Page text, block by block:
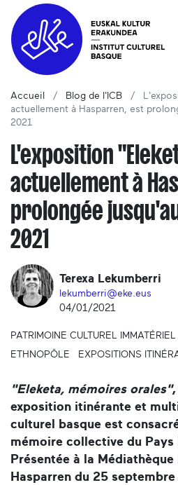
Accueil Blog de l'ICB
actuellement à Hasparren, est
2021
L'exposition
actuellement à
prolongée
2021
Terexa Lekumberri
lekumberri@eke.eus
04/01/2021
PATRIMOINE CULTUREL IMMATÉRIEL
ETHNOPÔLE
EXPOSITIONS
"Eleketa, mémoires orales",
exposition itinérante et
culturel basque est
mémoire collective du Pays
Présentée à la
Hasparren du 25